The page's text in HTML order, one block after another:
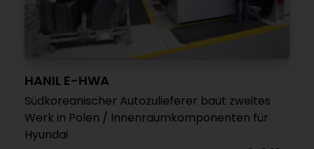
HANIL E-HWA
Südkoreanischer Autozulieferer baut zweites
Werk in Polen / Innenraumkomponenten für
Hyundai